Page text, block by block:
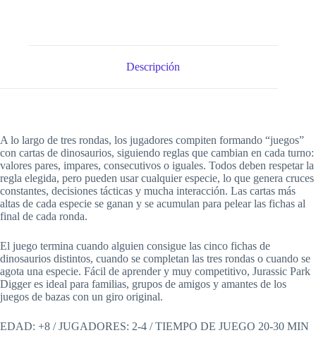
Descripción
A lo largo de tres rondas, los jugadores compiten formando “juegos”
con cartas de dinosaurios, siguiendo reglas que cambian en cada turno:
valores pares, impares, consecutivos o iguales. Todos deben respetar la
regla elegida, pero pueden usar cualquier especie, lo que genera cruces
constantes, decisiones tácticas y mucha interacción. Las cartas más
altas de cada especie se ganan y se acumulan para pelear las fichas al
final de cada ronda.
El juego termina cuando alguien consigue las cinco fichas de
dinosaurios distintos, cuando se completan las tres rondas o cuando se
agota una especie. Fácil de aprender y muy competitivo, Jurassic Park
Digger es ideal para familias, grupos de amigos y amantes de los
juegos de bazas con un giro original.
EDAD: +8 / JUGADORES: 2-4 / TIEMPO DE JUEGO 20-30 MIN